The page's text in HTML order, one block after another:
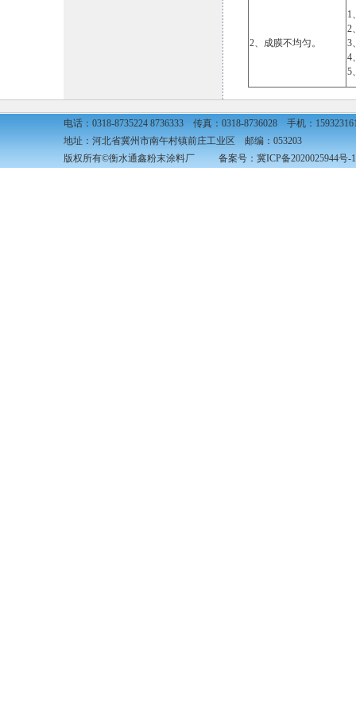
2、成膜不均匀。
1
2
3
4
5
电话：0318-8735224 8736333 传真：0318-8736028 手机：
地址：河北省冀州市南午村镇前庄工业区 邮编：053203
版权所有©衡水通鑫粉末涂料厂 备案号： 冀ICP备2020025944号-1